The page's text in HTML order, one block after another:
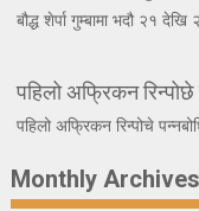
बौद्ध शेर्पा गुम्बामा भदौ २१
पहिलो अफ्रिकन रिन्पोछे
पहिलो अफ्रिकन रिन्पोचे
Monthly Archives